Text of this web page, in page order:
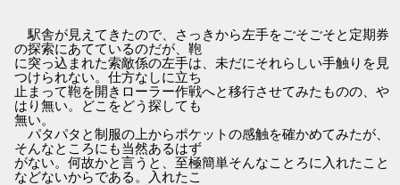
駅舎が見えてきたので、さっきから左手をごそごそと定期券
の探索にあてているのだが、鞄
に突っ込まれた索敵係の左手は、未だにそれらしい手触りを見
つけられない。仕方なしに立ち
止まって鞄を開きローラー作戦へと移行させてみたものの、や
はり無い。どこをどう探しても
無い。
パタパタと制服の上からポケットの感触を確かめてみたが、
そんなところにも当然あるはず
がない。何故かと言うと、至極簡単そんなことろに入れたこと
などないからである。入れたこ